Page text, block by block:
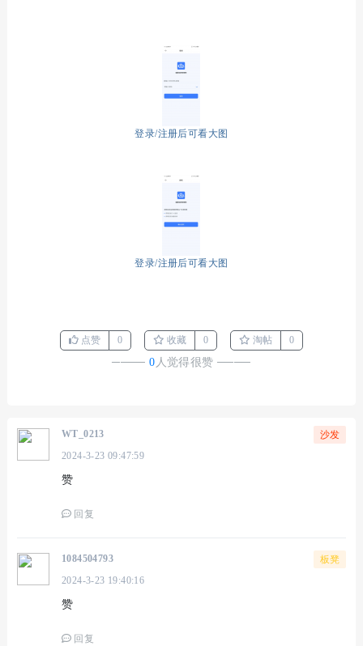
登录/注册后可看大图
登录/注册后可看大图
点赞 0 收藏 0 淘帖 0
────0 人觉得很赞 ────
沙发
WT_0213
2024-3-23 09:47:59
赞
回复
板凳
1084504793
2024-3-23 19:40:16
赞
回复